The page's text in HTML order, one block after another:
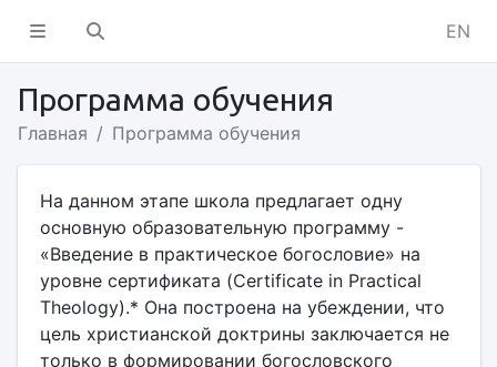
EN
Программа обучения
Главная Программа обучения
На данном этапе школа предлагает одну
основную образовательную программу -
«Введение в практическое богословие» на
уровне сертификата (Certificate in Practical
Theology).* Она построена на убеждении, что
цель христианской доктрины заключается не
только в формировании богословского